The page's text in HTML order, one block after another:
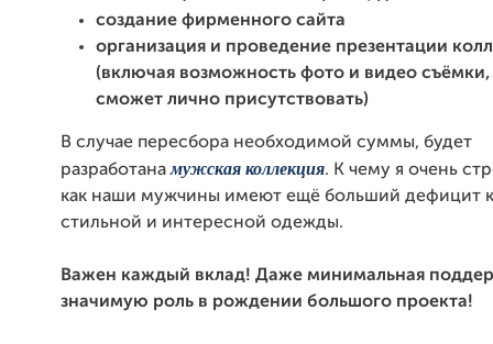
создание фирменного сайта
организация и проведение презентации
(включая возможность фото и видео съёмки,
сможет лично присутствовать)
В случае пересбора необходимой суммы, будет
разработанамужская коллекция. К чему я очень
как наши мужчины имеют ещё больший дефицит
стильной и интересной одежды.
Важен каждый вклад! Даже минимальная
значимую роль в рождении большого проекта!